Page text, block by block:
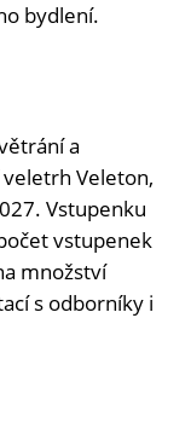
bydlení.
a
Veleton,
Vstupenku
vstupenek
množství
s odborníky i